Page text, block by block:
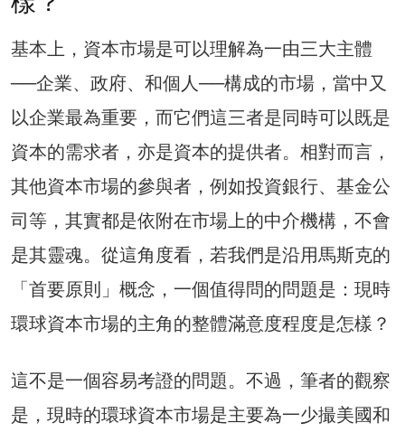
基本上，資本市場是可以理解為一由三大主體
──企業、政府、和個人──構成的市場，當中又
以企業最為重要，而它們這三者是同時可以既是
資本的需求者，亦是資本的提供者。相對而言，
其他資本市場的參與者，例如投資銀行、基金公
司等，其實都是依附在市場上的中介機構，不會
是其靈魂。從這角度看，若我們是沿用馬斯克的
「首要原則」概念，一個值得問的問題是：現時
環球資本市場的主角的整體滿意度程度是怎樣？
這不是一個容易考證的問題。不過，筆者的觀察
是，現時的環球資本市場是主要為一少撮美國和